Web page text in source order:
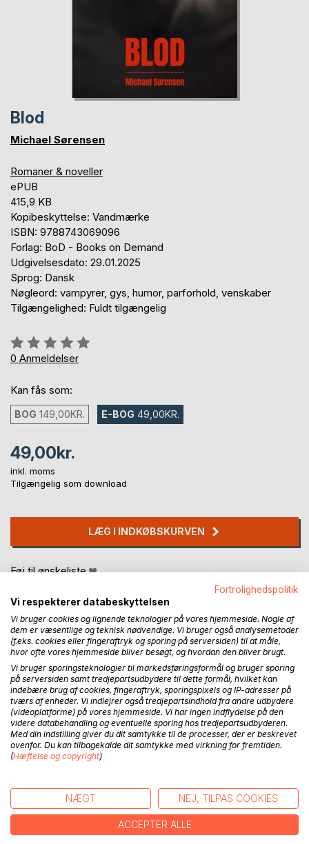
Blod
Michael Sørensen
Romaner & noveller
ePUB
415,9 KB
Kopibeskyttelse: Vandmærke
ISBN: 9788743069096
Forlag: BoD - Books on Demand
Udgivelsesdato: 29.01.2025
Sprog: Dansk
Nøgleord: vampyrer, gys, humor, parforhold, venskaber
Tilgængelighed: Fuldt tilgængelig
Anmeldelse::
0%
0 Anmeldelser
Kan fås som:
BOG 149,00KR. E-BOG 49,00KR.
49,00kr.
inkl. moms
Tilgængelig som download
LÆG I INDKØBSKURVEN
Føj til ønskeliste
BESKRIVELSE
En almindelig arbejdsdag bliver begyndelsen på et mareridt
for Jakob, da han ved et tilfælde graver en mystisk,
gammel kiste op. Indeni finder han Istvan, en flere
århundreder i skjul under jorden. Men friheden har en pris,
og snart står Jakob ansigt til ansigt med en fare, der er
langt større, end han nogensinde havde forestillet sig.
Fortrolighedspolitik
Vi respekterer databeskyttelsen
Vi bruger cookies og lignende teknologier på vores hjemmeside. Nogle af
dem er væsentlige og teknisk nødvendige. Vi bruger også analysemetoder
(f.eks. cookies eller fingeraftryk og sporing på serversiden) til at måle,
hvor ofte vores hjemmeside bliver besøgt, og hvordan den bliver brugt.
Vi bruger sporingsteknologier til markedsføringsformål og bruger sporing
på serversiden samt tredjepartsudbydere til dette formål, hvilket kan
indebære brug af cookies, fingeraftryk, sporingspixels og IP-adresser på
tværs af enheder. Vi indlejrer også tredjepartsindhold fra andre udbydere
(videoplatforme) på vores hjemmeside. Vi har ingen indflydelse på den
videre databehandling og eventuelle sporing hos tredjepartsudbyderen.
Med din indstilling giver du dit samtykke til de processer, der er beskrevet
ovenfor. Du kan tilbagekalde dit samtykke med virkning for fremtiden.
(Hæftelse og copyright)
NÆGT NEJ, TILPAS COOKIES
ACCEPTER ALLE